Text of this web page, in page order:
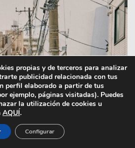
propias y de terceros para analizar
publicidad relacionada con tus
perfil elaborado a partir de tus
ejemplo, páginas visitadas). Puedes
la utilización de cookies u
AQUÍ.
Configurar